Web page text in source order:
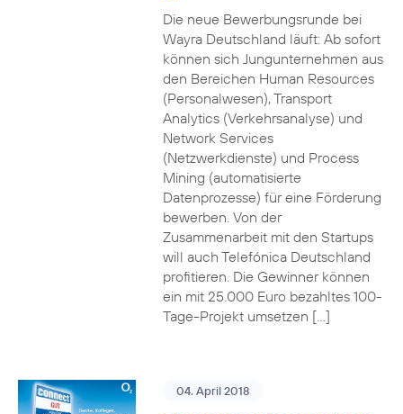
Die neue Bewerbungsrunde bei
Wayra Deutschland läuft: Ab sofort
können sich Jungunternehmen aus
den Bereichen Human Resources
(Personalwesen), Transport
Analytics (Verkehrsanalyse) und
Network Services
(Netzwerkdienste) und Process
Mining (automatisierte
Datenprozesse) für eine Förderung
bewerben. Von der
Zusammenarbeit mit den Startups
will auch Telefónica Deutschland
profitieren. Die Gewinner können
ein mit 25.000 Euro bezahltes 100-
Tage-Projekt umsetzen […]
04. April 2018